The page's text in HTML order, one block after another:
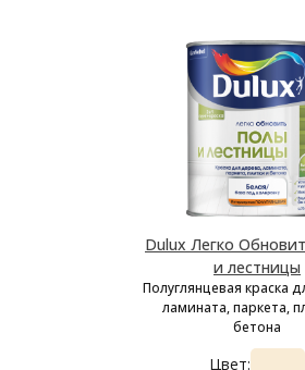
Dulux Легко
и лестницы
Полуглянцевая краска
ламината, паркета,
бетона
Цвет: